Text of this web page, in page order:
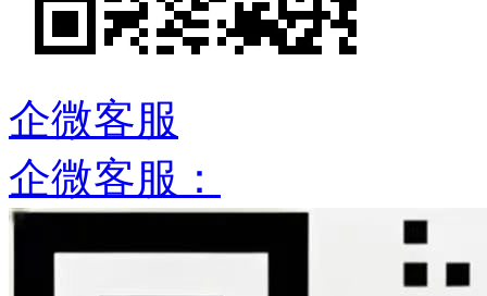
企微客服
企微客服：